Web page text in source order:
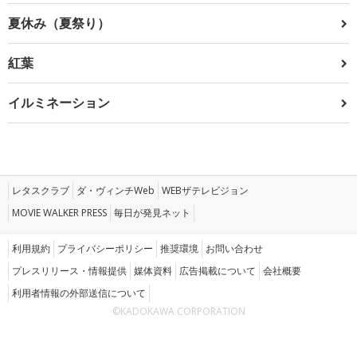
夏休み（夏祭り）
紅葉
イルミネーション
レタスクラブ ダ・ヴィンチWeb WEBザテレビジョン
MOVIE WALKER PRESS 毎日が発見ネット
利用規約 プライバシーポリシー 推奨環境 お問い合わせ
プレスリリース・情報提供 媒体資料 広告掲載について 会社概要
利用者情報の外部送信について
©KADOKAWA CORPORATION